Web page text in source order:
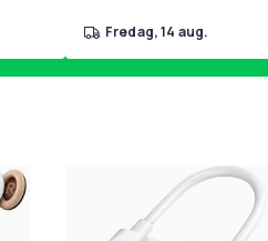
fredag, 14 aug.